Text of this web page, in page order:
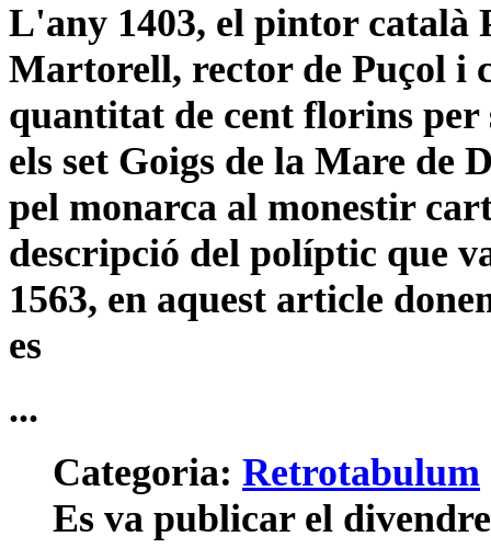
L'any 1403, el pintor català
Martorell, rector de Puçol i
quantitat de cent florins per
els set Goigs de la Mare de
pel monarca al monestir
descripció del políptic que
1563, en aquest article
es
...
Categoria: Retrotabulum
Es va publicar el